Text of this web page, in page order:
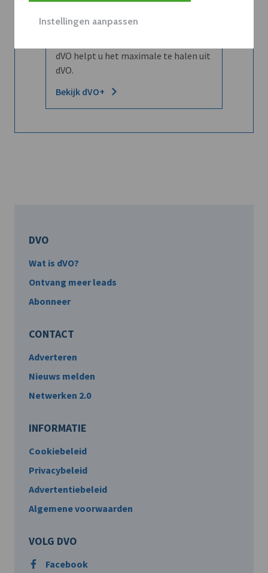
Instellingen aanpassen
kent?
dVO helpt u het maximale te halen uit
dVO.
Bekijk dVO+
DVO
Wat is dVO?
Ontvang meer leads
Abonneer
CONTACT
Adverteren
Nieuws melden
Netwerken 2.0
INFORMATIE
Cookiebeleid
Privacybeleid
Advertentiebeleid
Algemene voorwaarden
VOLG DVO
Facebook